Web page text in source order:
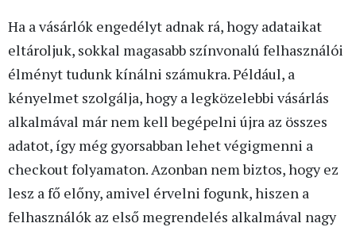
Ha a vásárlók engedélyt adnak rá, hogy adataikat
eltároljuk, sokkal magasabb színvonalú felhasználói
élményt tudunk kínálni számukra. Például, a
kényelmet szolgálja, hogy a legközelebbi vásárlás
alkalmával már nem kell begépelni újra az összes
adatot, így még gyorsabban lehet végigmenni a
checkout folyamaton. Azonban nem biztos, hogy ez
lesz a fő előny, amivel érvelni fogunk, hiszen a
felhasználók az első megrendelés alkalmával nagy